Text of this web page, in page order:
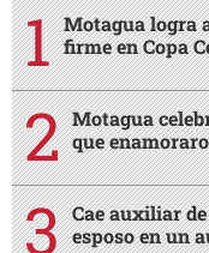
Motagua logra
firme en Copa
Motagua
que
Cae auxiliar
esposo en un